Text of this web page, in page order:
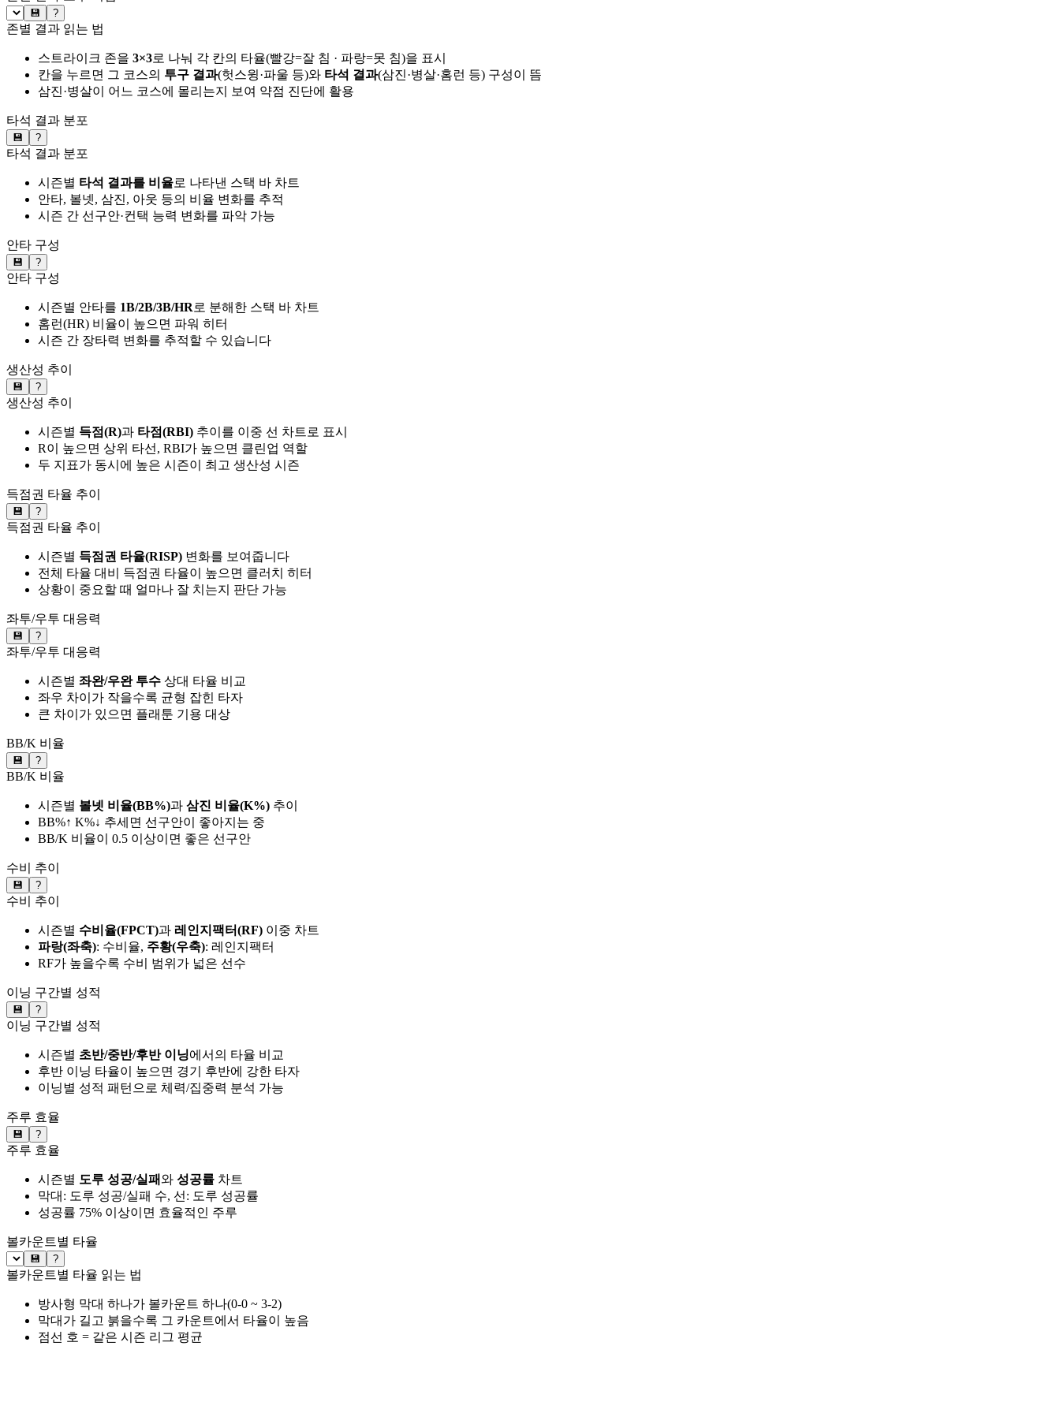
💾 ?
존별 결과 읽는 법
스트라이크 존을 3×3로 나눠 각 칸의 타율(빨강=잘 침 · 파랑=못 침)을 표시
칸을 누르면 그 코스의 투구 결과(헛스윙·파울 등)와 타석 결과(삼진·병살·홈런 등) 구성이 뜸
삼진·병살이 어느 코스에 몰리는지 보여 약점 진단에 활용
타석 결과 분포
💾 ?
타석 결과 분포
시즌별 타석 결과를 비율로 나타낸 스택 바 차트
안타, 볼넷, 삼진, 아웃 등의 비율 변화를 추적
시즌 간 선구안·컨택 능력 변화를 파악 가능
안타 구성
💾 ?
안타 구성
시즌별 안타를 1B/2B/3B/HR로 분해한 스택 바 차트
홈런(HR) 비율이 높으면 파워 히터
시즌 간 장타력 변화를 추적할 수 있습니다
생산성 추이
💾 ?
생산성 추이
시즌별 득점(R)과 타점(RBI) 추이를 이중 선 차트로 표시
R이 높으면 상위 타선, RBI가 높으면 클린업 역할
두 지표가 동시에 높은 시즌이 최고 생산성 시즌
득점권 타율 추이
💾 ?
득점권 타율 추이
시즌별 득점권 타율(RISP) 변화를 보여줍니다
전체 타율 대비 득점권 타율이 높으면 클러치 히터
상황이 중요할 때 얼마나 잘 치는지 판단 가능
좌투/우투 대응력
💾 ?
좌투/우투 대응력
시즌별 좌완/우완 투수 상대 타율 비교
좌우 차이가 작을수록 균형 잡힌 타자
큰 차이가 있으면 플래툰 기용 대상
BB/K 비율
💾 ?
BB/K 비율
시즌별 볼넷 비율(BB%)과 삼진 비율(K%) 추이
BB%↑ K%↓ 추세면 선구안이 좋아지는 중
BB/K 비율이 0.5 이상이면 좋은 선구안
수비 추이
💾 ?
수비 추이
시즌별 수비율(FPCT)과 레인지팩터(RF) 이중 차트
파랑(좌축): 수비율, 주황(우축): 레인지팩터
RF가 높을수록 수비 범위가 넓은 선수
이닝 구간별 성적
💾 ?
이닝 구간별 성적
시즌별 초반/중반/후반 이닝에서의 타율 비교
후반 이닝 타율이 높으면 경기 후반에 강한 타자
이닝별 성적 패턴으로 체력/집중력 분석 가능
주루 효율
💾 ?
주루 효율
시즌별 도루 성공/실패와 성공률 차트
막대: 도루 성공/실패 수, 선: 도루 성공률
성공률 75% 이상이면 효율적인 주루
볼카운트별 타율
💾 ?
볼카운트별 타율 읽는 법
방사형 막대 하나가 볼카운트 하나(0-0 ~ 3-2)
막대가 길고 붉을수록 그 카운트에서 타율이 높음
점선 호 = 같은 시즌 리그 평균